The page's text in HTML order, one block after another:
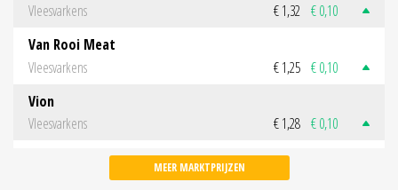
Vleesvarkens
€ 1,32 € 0,10
Van Rooi Meat
Vleesvarkens
€ 1,25 € 0,10
Vion
Vleesvarkens
€ 1,28 € 0,10
MEER MARKTPRIJZEN